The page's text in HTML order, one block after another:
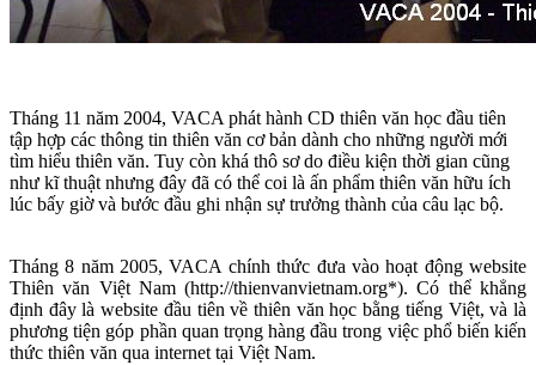
Tháng 11 năm 2004, VACA phát hành CD thiên văn học đầu tiên
tập hợp các thông tin thiên văn cơ bản dành cho những người mới
tìm hiểu thiên văn. Tuy còn khá thô sơ do điều kiện thời gian cũng
như kĩ thuật nhưng đây đã có thể coi là ấn phẩm thiên văn hữu ích
lúc bấy giờ và bước đầu ghi nhận sự trưởng thành của câu lạc bộ.
Tháng 8 năm 2005, VACA chính thức đưa vào hoạt động website
Thiên văn Việt Nam (http://thienvanvietnam.org*). Có thể khẳng
định đây là website đầu tiên về thiên văn học bằng tiếng Việt, và là
phương tiện góp phần quan trọng hàng đầu trong việc phổ biến kiến
thức thiên văn qua internet tại Việt Nam.